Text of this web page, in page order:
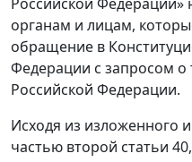
Российской Федерации»
органам и лицам,
обращение в
Федерации с запросом о
Российской Федерации.
Исходя из изложенного
частью второй статьи 40,